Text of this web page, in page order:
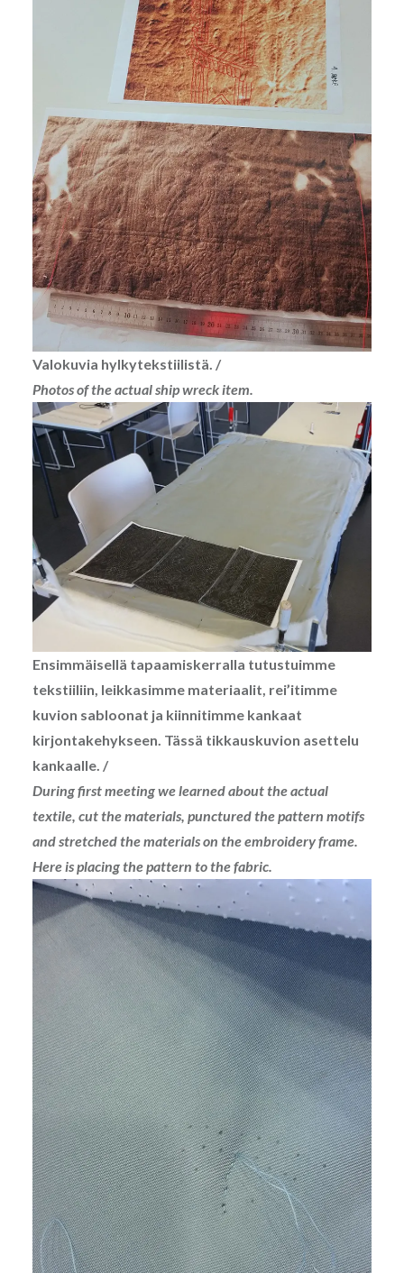
Valokuvia hylkytekstiilistä. /
Photos of the actual ship wreck item.
Ensimmäisellä tapaamiskerralla tutustuimme
tekstiiliin, leikkasimme materiaalit, rei’itimme
kuvion sabloonat ja kiinnitimme kankaat
kirjontakehykseen. Tässä tikkauskuvion asettelu
kankaalle. /
During first meeting we learned about the actual
textile, cut the materials, punctured the pattern motifs
and stretched the materials on the embroidery frame.
Here is placing the pattern to the fabric.